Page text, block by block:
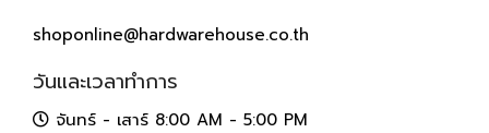
shoponline@hardwarehouse.co.th
วันและเวลาทำการ
จันทร์ - เสาร์ 8:00 AM - 5:00 PM